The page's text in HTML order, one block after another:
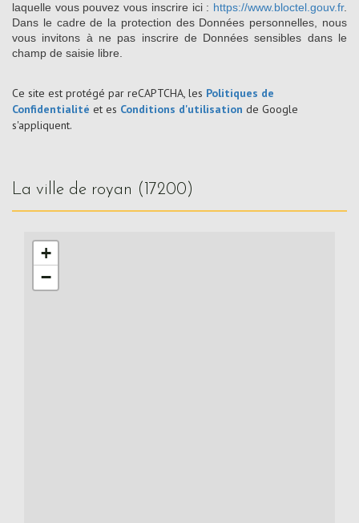
laquelle vous pouvez vous inscrire ici : https://www.bloctel.gouv.fr.
Dans le cadre de la protection des Données personnelles, nous
vous invitons à ne pas inscrire de Données sensibles dans le
champ de saisie libre.
Ce site est protégé par reCAPTCHA, les Politiques de
Confidentialité et es Conditions d'utilisation de Google
s'appliquent.
la ville de royan (17200)
+
−